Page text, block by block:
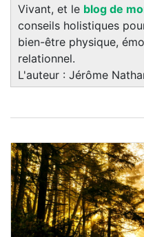
Vivant, et le blog de
conseils holistiques
bien-être physique,
relationnel.
L'auteur : Jérôme